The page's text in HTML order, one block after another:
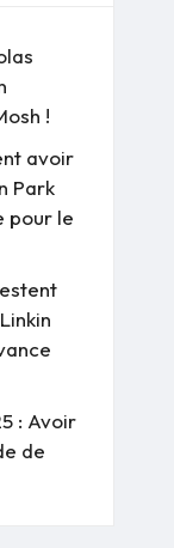
!
avoir
Park
pour le
Linkin
: Avoir
de